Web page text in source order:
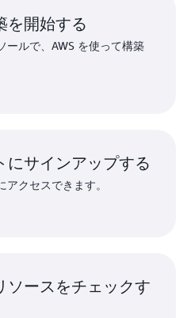
を開始する
ールで、AWS を使って構築
にサインアップする
アクセスできます。
ソースをチェックす